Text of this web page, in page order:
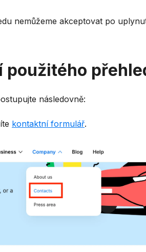
nemůžeme akceptovat po
použitého
následovně:
kontaktní formulář.